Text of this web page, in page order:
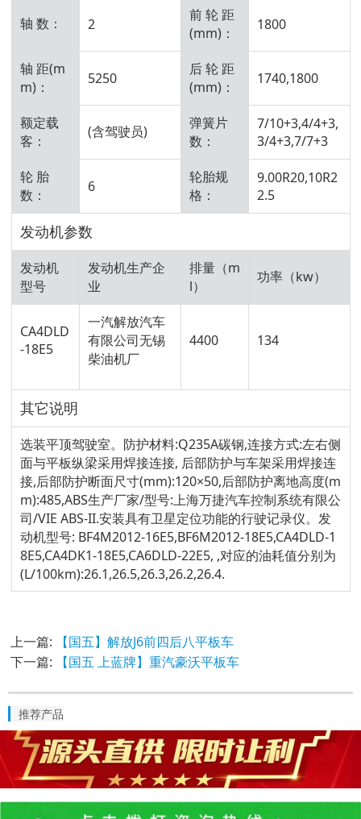
轴 数： 2
前 轮 距
(mm)：
1800
轴 距(m
m)：
5250
后 轮 距
(mm)：
1740,1800
额定载
客：
(含驾驶员)
弹簧片
数：
7/10+3,4/4+3,
3/4+3,7/7+3
轮 胎
数：
6
轮胎规
格：
9.00R20,10R2
2.5
发动机参数
发动机
型号
发动机生产企
业
排量（m
l）
功率（kw）
CA4DLD
-18E5
一汽解放汽车
有限公司无锡
柴油机厂
4400 134
其它说明
选装平顶驾驶室。防护材料:Q235A碳钢,连接方式:左右侧
面与平板纵梁采用焊接连接, 后部防护与车架采用焊接连
接,后部防护断面尺寸(mm):120×50,后部防护离地高度(m
m):485,ABS生产厂家/型号:上海万捷汽车控制系统有限公
司/VIE ABS-II.安装具有卫星定位功能的行驶记录仪。发
动机型号: BF4M2012-16E5,BF6M2012-18E5,CA4DLD-1
8E5,CA4DK1-18E5,CA6DLD-22E5, ,对应的油耗值分别为
(L/100km):26.1,26.5,26.3,26.2,26.4.
上一篇:
【国五】解放J6前四后八平板车
下一篇:
【国五 上蓝牌】重汽豪沃平板车
推荐产品